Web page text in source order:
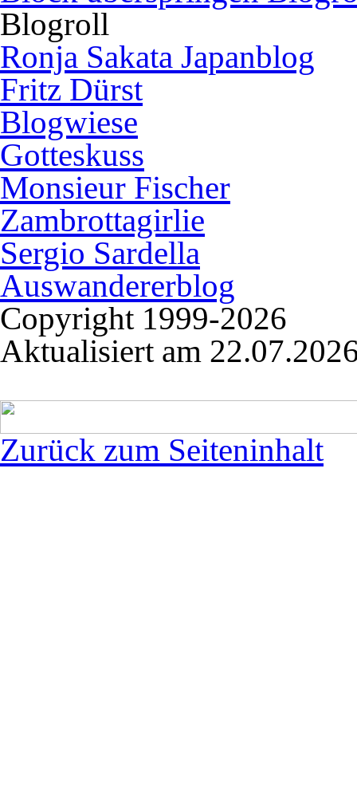
Blogroll
Ronja Sakata Japanblog
Fritz Dürst
Blogwiese
Gotteskuss
Monsieur Fischer
Zambrottagirlie
Sergio Sardella
Auswandererblog
Copyright 1999-2026
Aktualisiert am
Zurück zum Seiteninhalt